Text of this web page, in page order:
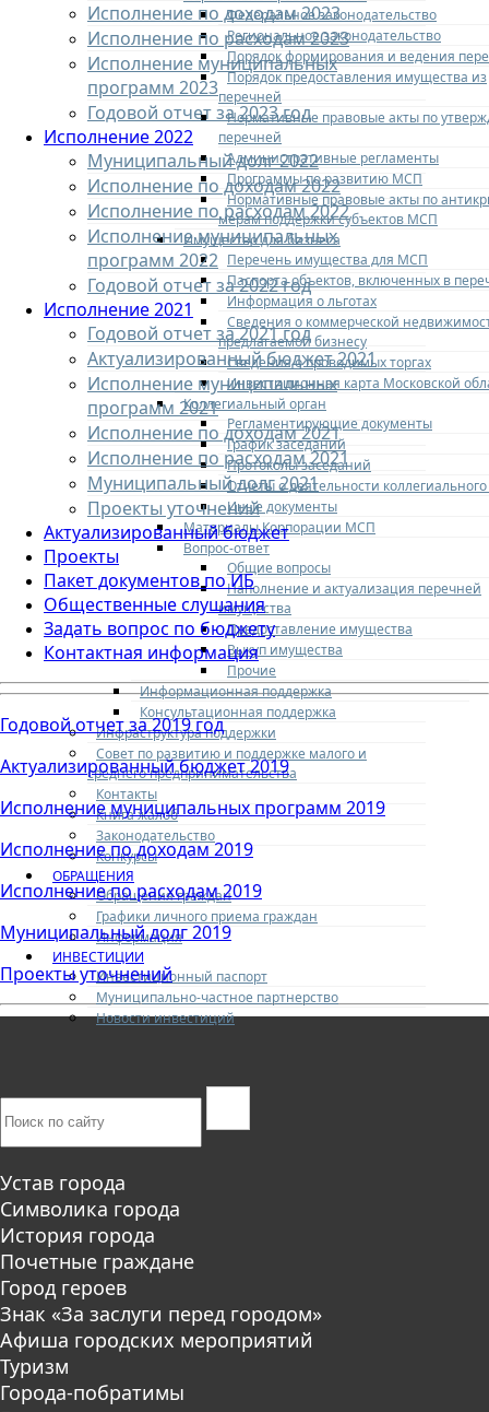
Федеральное законодательство
Региональное законодательство
Порядок формирования и ведения
Порядок предоставления имущества из
перечней
Нормативные правовые акты по
перечней
Административные регламенты
Программы по развитию МСП
Нормативные правовые акты по
мерам поддержки субъектов МСП
Имущество для бизнеса
Перечень имущества для МСП
Паспорта объектов, включенных в
Информация о льготах
Сведения о коммерческой
предлагаемой бизнесу
Сведения о проводимых торгах
Инвестиционная карта Московской
Коллегиальный орган
Регламентирующие документы
График заседаний
Протоколы заседаний
Отчеты о деятельности
Иные документы
Материалы Корпорации МСП
Вопрос-ответ
Общие вопросы
Наполнение и актуализация перечней
имущества
Предоставление имущества
Выкуп имущества
Прочие
Информационная поддержка
Консультационная поддержка
Инфраструктура поддержки
Совет по развитию и поддержке малого и
среднего предпринимательства
Контакты
Книга жалоб
Законодательство
Конкурсы
ОБРАЩЕНИЯ
Обращения граждан
Графики личного приема граждан
Информация
ИНВЕСТИЦИИ
Инвестиционный паспорт
Муниципально-частное партнерство
Новости инвестиций
Исполнение по доходам 2023
Исполнение по расходам 2023
Исполнение муниципальных
программ 2023
Годовой отчет за 2023 год
Исполнение 2022
Муниципальный долг 2022
Исполнение по доходам 2022
Исполнение по расходам 2022
Исполнение муниципальных
программ 2022
Годовой отчет за 2022 год
Исполнение 2021
Годовой отчет за 2021 год
Актуализированный бюджет 2021
Исполнение муниципальных
программ 2021
Исполнение по доходам 2021
Исполнение по расходам 2021
Муниципальный долг 2021
Проекты уточнений
Актуализированный бюджет
Проекты
Пакет документов по ИБ
Общественные слушания
Задать вопрос по бюджету
Контактная информация
Годовой отчет за 2019 год
Актуализированный бюджет 2019
Исполнение муниципальных программ 2019
Исполнение по доходам 2019
Исполнение по расходам 2019
Муниципальный долг 2019
Проекты уточнений
Устав города
Символика города
История города
Почетные граждане
Город героев
Знак «За заслуги перед городом»
Афиша городских мероприятий
Туризм
Города-побратимы